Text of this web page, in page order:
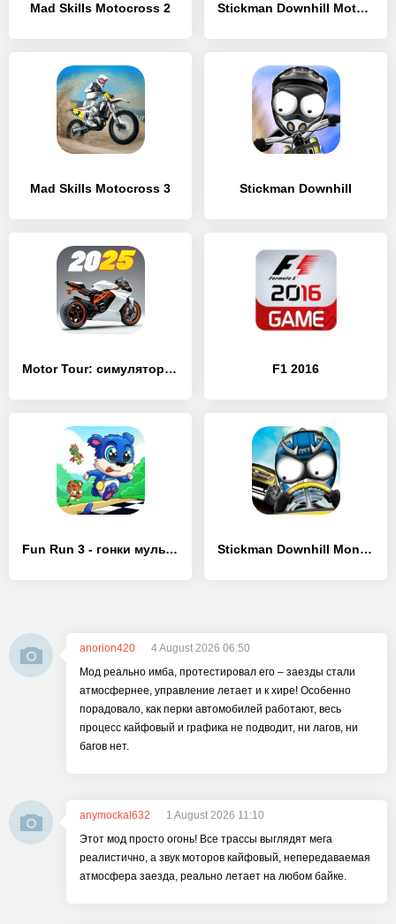
Mad Skills Motocross 2 Stickman Downhill Motocross
Mad Skills Motocross 3 Stickman Downhill
Motor Tour: симулятор мотоцикла F1 2016
Fun Run 3 - гонки мультиплеер Stickman Downhill Monstertruck
anorion420
4 August 2026 06:50
Мод реально имба, протестировал его – заезды стали
атмосфернее, управление летает и к хире! Особенно
порадовало, как перки автомобилей работают, весь
процесс кайфовый и графика не подводит, ни лагов, ни
багов нет.
anymockal632
1 August 2026 11:10
Этот мод просто огонь! Все трассы выглядят мега
реалистично, а звук моторов кайфовый, непередаваемая
атмосфера заезда, реально летает на любом байке.